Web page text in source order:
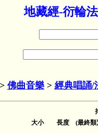
地藏經-衍輪
佛曲音樂> 經典唱誦/
大小 長度 (最終類